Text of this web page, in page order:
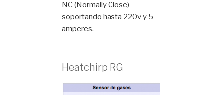
NC (Normally Close)
soportando hasta 220v y 5
amperes.
Heatchirp RG